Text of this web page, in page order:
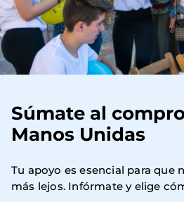
Súmate al
Manos Unidas
Tu apoyo es esencial para que
más lejos. Infórmate y elige